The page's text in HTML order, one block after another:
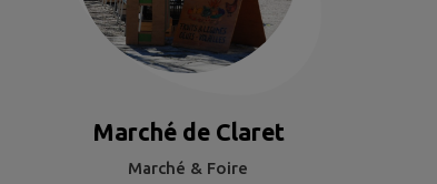
Marché de Claret
Marché & Foire